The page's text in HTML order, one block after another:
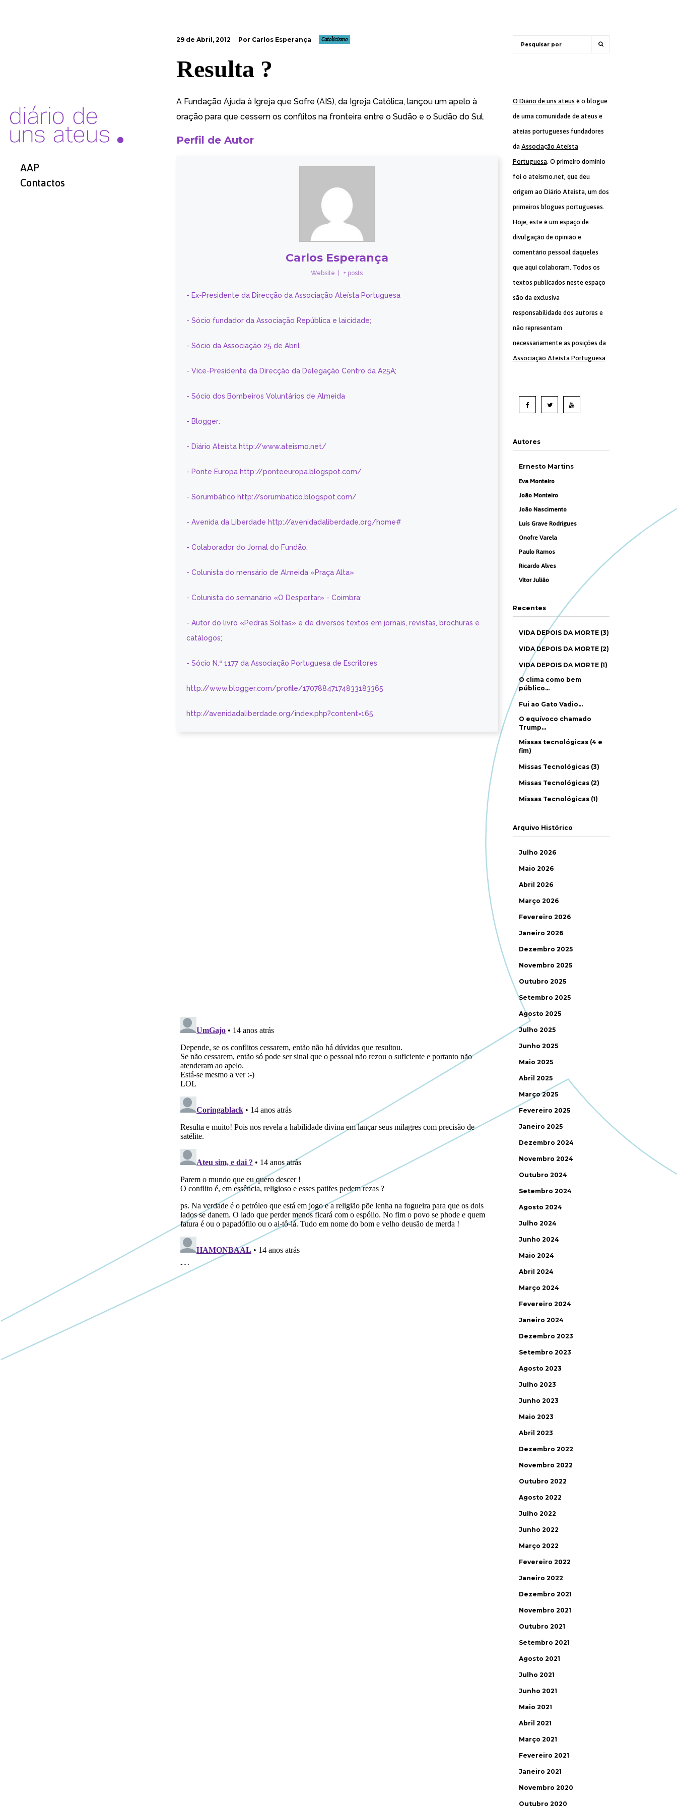
AAP
Contactos
29 de Abril, 2012 Por Carlos Esperança Catolicismo
Resulta ?
A Fundação Ajuda à Igreja que Sofre (AIS), da Igreja Católica, lançou um apelo à
oração para que cessem os conflitos na fronteira entre o Sudão e o Sudão do Sul.
Perfil de Autor
Carlos Esperança
Website + posts
- Ex-Presidente da Direcção da Associação Ateísta Portuguesa
- Sócio fundador da Associação República e laicidade;
- Sócio da Associação 25 de Abril
- Vice-Presidente da Direcção da Delegação Centro da A25A;
- Sócio dos Bombeiros Voluntários de Almeida
- Blogger:
- Diário Ateísta http://www.ateismo.net/
- Ponte Europa http://ponteeuropa.blogspot.com/
- Sorumbático http://sorumbatico.blogspot.com/
- Avenida da Liberdade http://avenidadaliberdade.org/home#
- Colaborador do Jornal do Fundão;
- Colunista do mensário de Almeida «Praça Alta»
- Colunista do semanário «O Despertar» - Coimbra:
- Autor do livro «Pedras Soltas» e de diversos textos em jornais, revistas, brochuras e
catálogos;
- Sócio N.º 1177 da Associação Portuguesa de Escritores
http://www.blogger.com/profile/17078847174833183365
http://avenidadaliberdade.org/index.php?content=165
O Diário de uns ateus é o blogue
de uma comunidade de ateus e
ateias portugueses fundadores
da Associação Ateísta
Portuguesa. O primeiro domínio
foi o ateismo.net, que deu
origem ao Diário Ateísta, um dos
primeiros blogues portugueses.
Hoje, este é um espaço de
divulgação de opinião e
comentário pessoal daqueles
que aqui colaboram. Todos os
textos publicados neste espaço
são da exclusiva
responsabilidade dos autores e
não representam
necessariamente as posições da
Associação Ateísta Portuguesa.
Autores
Ernesto Martins
Eva Monteiro
João Monteiro
João Nascimento
Luís Grave Rodrigues
Onofre Varela
Paulo Ramos
Ricardo Alves
Vítor Julião
Recentes
VIDA DEPOIS DA MORTE (3)
VIDA DEPOIS DA MORTE (2)
VIDA DEPOIS DA MORTE (1)
O clima como bem
público…
Fui ao Gato Vadio…
O equívoco chamado
Trump…
Missas tecnológicas (4 e
fim)
Missas Tecnológicas (3)
Missas Tecnológicas (2)
Missas Tecnológicas (1)
Arquivo Histórico
Julho 2026
Maio 2026
Abril 2026
Março 2026
Fevereiro 2026
Janeiro 2026
Dezembro 2025
Novembro 2025
Outubro 2025
Setembro 2025
Agosto 2025
Julho 2025
Junho 2025
Maio 2025
Abril 2025
Março 2025
Fevereiro 2025
Janeiro 2025
Dezembro 2024
Novembro 2024
Outubro 2024
Setembro 2024
Agosto 2024
Julho 2024
Junho 2024
Maio 2024
Abril 2024
Março 2024
Fevereiro 2024
Janeiro 2024
Dezembro 2023
Setembro 2023
Agosto 2023
Julho 2023
Junho 2023
Maio 2023
Abril 2023
Dezembro 2022
Novembro 2022
Outubro 2022
Agosto 2022
Julho 2022
Junho 2022
Março 2022
Fevereiro 2022
Janeiro 2022
Dezembro 2021
Novembro 2021
Outubro 2021
Setembro 2021
Agosto 2021
Julho 2021
Junho 2021
Maio 2021
Abril 2021
Março 2021
Fevereiro 2021
Janeiro 2021
Novembro 2020
Outubro 2020